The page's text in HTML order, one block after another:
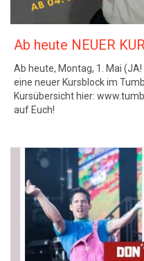
Ab heute NEUER
Ab heute, Montag, 1. Mai
eine neuer Kursblock im
Kursübersicht hier:
auf Euch!